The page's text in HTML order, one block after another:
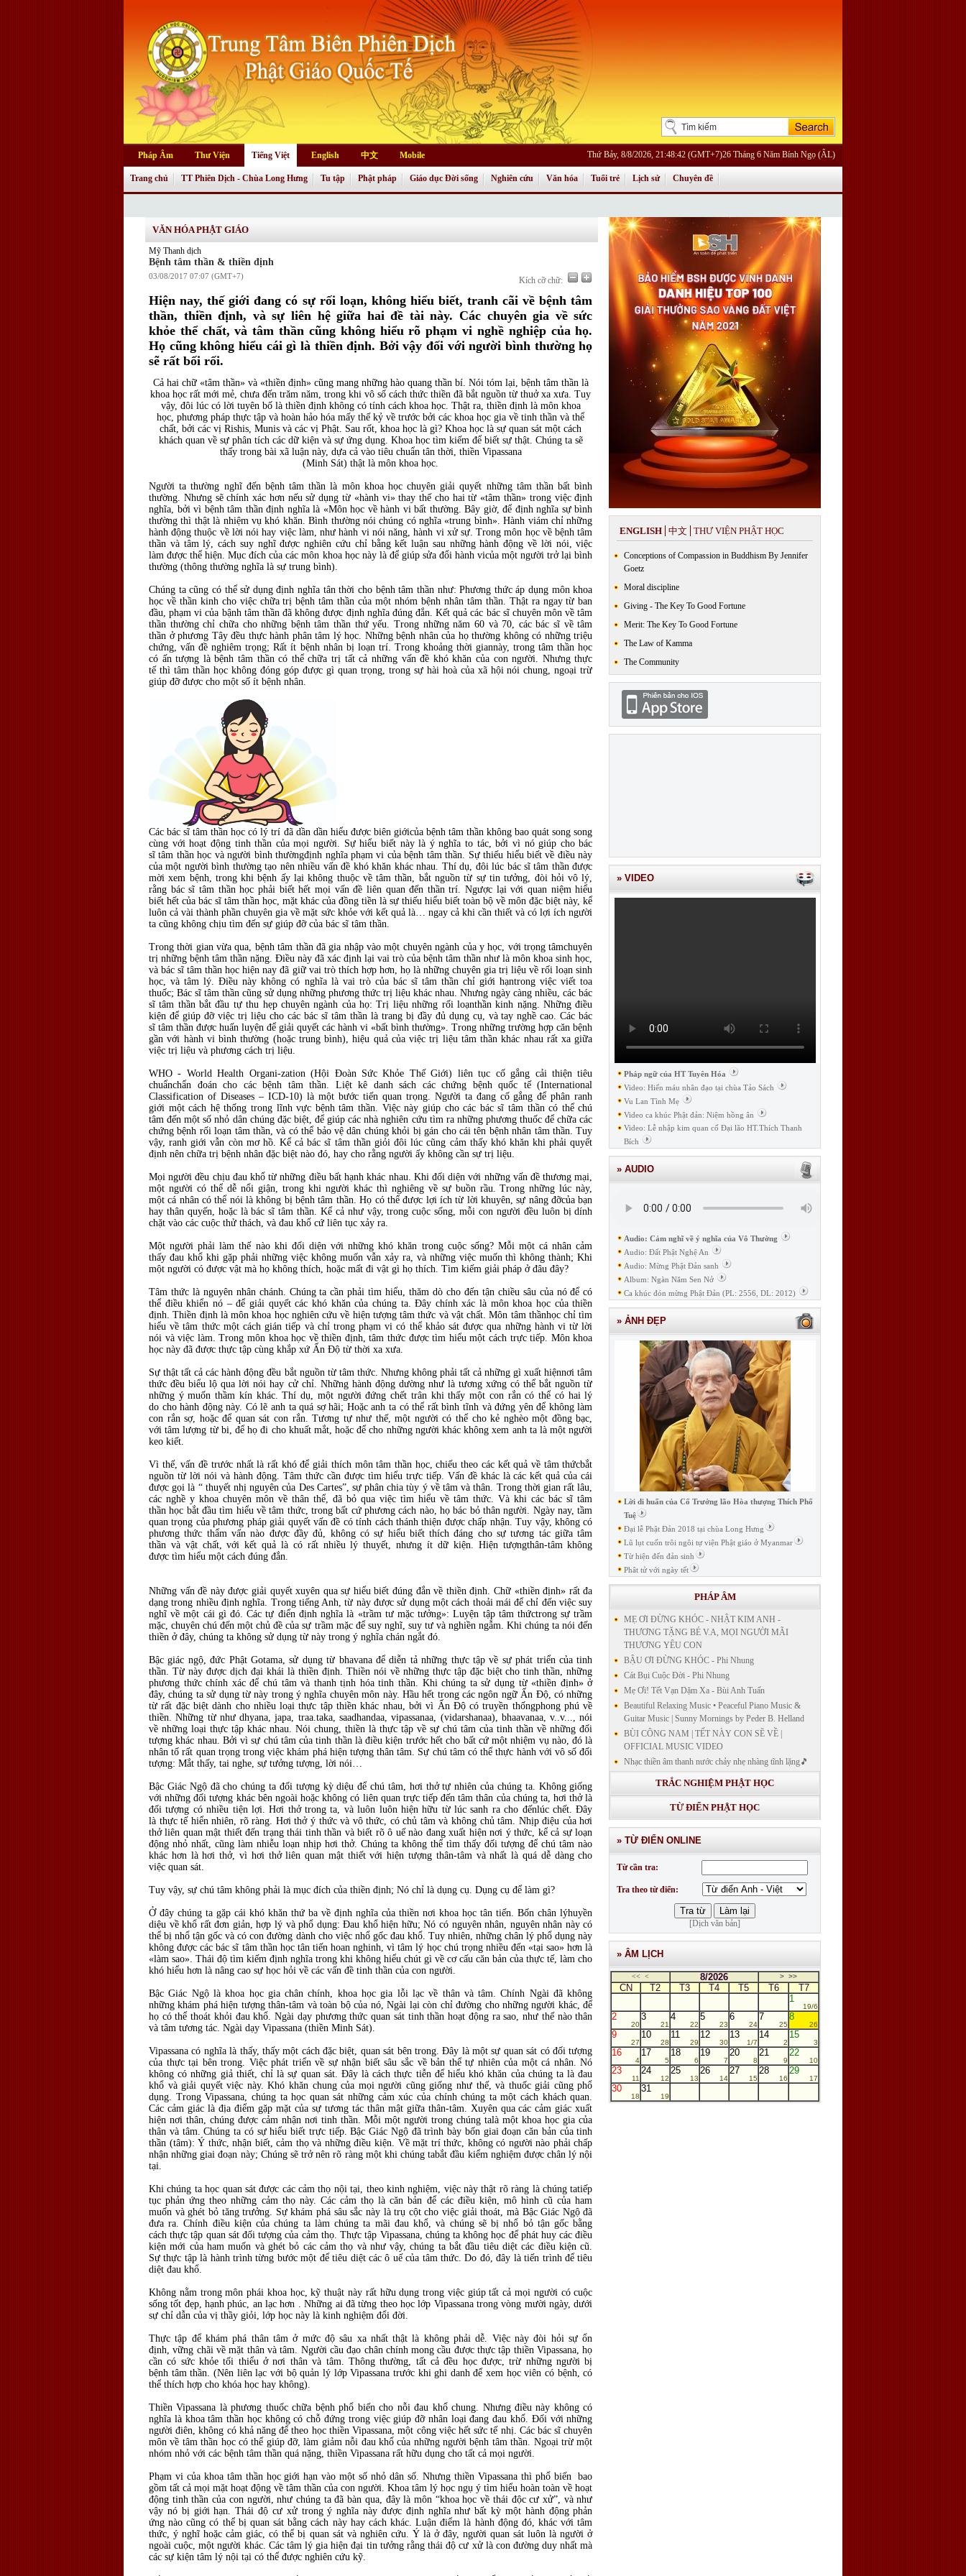
Pháp Âm Thư Viện Tiếng Việt English 中文 Mobile Thứ Bảy, 8/8/2026, 21:48:42 (GMT+7)26 Tháng 6 Năm Bính Ngọ (ÂL)
Trang chủ TT Phiên Dịch - Chùa Long Hưng Tu tập Phật pháp Giáo dục Đời sống Nghiên cứu Văn hóa Tuổi trẻ Lịch sử Chuyên đề
VĂN HÓA PHẬT GIÁO
Mỹ Thanh dịch
Bệnh tâm thần & thiền định
03/08/2017 07:07 (GMT+7) Kích cỡ chữ:
Hiện nay, thế giới đang có sự rối loạn, không hiểu biết, tranh cãi về bệnh tâm
thần, thiền định, và sự liên hệ giữa hai đề tài này. Các chuyên gia về sức
khỏe thể chất, và tâm thần cũng không hiểu rõ phạm vi nghề nghiệp của họ.
Họ cũng không hiểu cái gì là thiền định. Bởi vậy đối với người bình thường họ
sẽ rất bối rối.
Cả hai chữ «tâm thần» và «thiền định» cũng mang những hào quang thần bí. Nói tóm lại, bệnh tâm thần là
khoa học rất mới mẻ, chưa đến trăm năm, trong khi vô số cách thức thiền đã bắt nguồn từ thuở xa xưa. Tuy
vậy, đôi lúc có lời tuyên bố là thiền định không có tính cách khoa học. Thật ra, thiền định là môn khoa
học, phương pháp thực tập và hoàn hảo hóa mấy thế kỷ về trước bởi các khoa học gia về tinh thần và thể
chất, bởi các vị Rishis, Munis và các vị Phật. Sau rốt, khoa học là gì? Khoa học là sự quan sát một cách
khách quan về sự phân tích các dữ kiện và sự ứng dụng. Khoa học tìm kiếm để biết sự thật. Chúng ta sẽ
thấy trong bài xã luận này, dựa cả vào tiêu chuẩn tân thời, thiền Vipassana
(Minh Sát) thật là môn khoa học.
Người ta thường nghĩ đến bệnh tâm thần là môn khoa học chuyên giải quyết những tâm thần bất bình
thường. Nhưng sẽ chính xác hơn nếu sử dụng từ «hành vi» thay thế cho hai từ «tâm thần» trong việc định
nghĩa, bởi vì bệnh tâm thần định nghĩa là «Môn học về hành vi bất thường. Bây giờ, để định nghĩa sự bình
thường thì thật là nhiệm vụ khó khăn. Bình thường nói chúng có nghĩa «trung bình». Hành viám chỉ những
hành động thuộc về lời nói hay việc làm, như hành vi nói năng, hành vi xử sự. Trong môn học về bệnh tâm
thần và tâm lý, cách suy nghĩ được nghiên cứu chỉ bằng kết luận sau những hành động về lời nói, việc
làm được thể hiện. Mục đích của các môn khoa học này là để giúp sửa đổi hành vicủa một người trở lại bình
thường (thông thường nghĩa là sự trung bình).
Chúng ta cũng có thể sử dụng định nghĩa tân thời cho bệnh tâm thần như: Phương thức áp dụng môn khoa
học về thần kinh cho việc chữa trị bệnh tâm thần của một nhóm bệnh nhân tâm thần. Thật ra ngay từ ban
đầu, phạm vi của bậnh tâm thần đã không được định nghĩa đúng đắn. Kết quả các bác sĩ chuyên môn về tâm
thần thường chỉ chữa cho những bệnh tâm thần thứ yếu. Trong những năm 60 và 70, các bác sĩ về tâm
thần ở phương Tây đều thực hành phân tâm lý học. Những bệnh nhân của họ thường không có những triệu
chứng, vấn đề nghiêm trọng; Rất ít bệnh nhân bị loạn trí. Trong khoảng thời giannày, trong tâm thần học
có ấn tượng là bệnh tâm thần có thể chữa trị tất cả những vấn đề khó khăn của con người. Nhưng thực
tế thì tâm thần học không đóng góp được gì quan trọng, trong sự hài hoà của xã hội nói chung, ngoại trừ
giúp đỡ được cho một số ít bệnh nhân.
Các bác sĩ tâm thần học có lý trí đã dần dần hiểu được biên giớicủa bệnh tâm thần không bao quát song song
cùng với hoạt động tinh thần của mọi người. Sự hiểu biết này là ý nghĩa to tác, bởi vì nó giúp cho bác
sĩ tâm thần học và người bình thườngđịnh nghĩa phạm vi của bệnh tâm thần. Sự thiếu hiểu biết về điều này
của một người bình thường tạo nên nhiều vấn đề khó khăn khác nhau. Thí dụ, đôi lúc bác sĩ tâm thần được
mời xem bệnh, trong khi bệnh ấy lại không thuộc về tâm thần, bắt nguồn từ sự tin tưởng, đòi hỏi vô lý,
rằng bác sĩ tâm thần học phải biết hết mọi vấn đề liên quan đến thần trí. Ngược lại với quan niệm hiểu
biết hết của bác sĩ tâm thần học, mặt khác của đồng tiền là sự thiếu hiểu biết toàn bộ về môn đặc biệt này, kể
luôn cả vài thành phần chuyên gia về mặt sức khỏe với kết quả là… ngay cả khi cần thiết và có lợi ích người
ta cũng không chịu tìm đến sự giúp đỡ của bác sĩ tâm thần.
Trong thời gian vừa qua, bệnh tâm thần đã gia nhập vào một chuyên ngành của y học, với trọng tâmchuyên
trị những bệnh tâm thần nặng. Điều này đã xác định lại vai trò của bệnh tâm thần như là môn khoa sinh học,
và bác sĩ tâm thần học hiện nay đã giữ vai trò thích hợp hơn, họ là những chuyên gia trị liệu về rối loạn sinh
học, và tâm lý. Điều này không có nghĩa là vai trò của bác sĩ tâm thần chỉ giới hạntrong việc viết toa
thuốc; Bác sĩ tâm thần cũng sử dụng những phương thức trị liệu khác nhau. Nhưng ngày càng nhiều, các bác
sĩ tâm thần bắt đầu tự thu hẹp chuyên ngành của họ: Trị liệu những rối loạnthần kinh nặng. Những điều
kiện để giúp đỡ việc trị liệu cho các bác sĩ tâm thần là trang bị đầy đủ dụng cụ, và tay nghề cao. Các bác
sĩ tâm thần được huấn luyện để giải quyết các hành vi «bất bình thường». Trong những trường hợp căn bệnh
gần với hành vi bình thường (hoặc trung bình), hiệu quả của việc trị liệu tâm thần khác nhau rất xa giữa
việc trị liệu và phương cách trị liệu.
WHO - World Health Organi-zation (Hội Đoàn Sức Khỏe Thế Giới) liên tục cố gắng cải thiện tiêu
chuẩnchẩn đoán cho các bệnh tâm thần. Liệt kê danh sách các chứng bệnh quốc tế (International
Classification of Diseases – ICD-10) là một bước tiến quan trọng. Người ta đang cố gắng để phân ranh
giới một cách hệ thống trong lĩnh vực bệnh tâm thần. Việc này giúp cho các bác sĩ tâm thần có thể chú
tâm đến một số nhỏ dân chúng đặc biệt, để giúp các nhà nghiên cứu tìm ra những phương thuốc để chữa các
chứng bệnh rối loạn tâm thần, và có thể bảo vệ dân chúng khỏi bị gán cho cái tên bệnh nhân tâm thần. Tuy
vậy, ranh giới vẫn còn mơ hồ. Kể cả bác sĩ tâm thần giỏi đôi lúc cũng cảm thấy khó khăn khi phải quyết
định nên chữa trị bệnh nhân đặc biệt nào đó, hay cho rằng người ấy không cần sự trị liệu.
Mọi người đều chịu đau khổ từ những điều bất hạnh khác nhau. Khi đối diện với những vấn đề thương mại,
một người có thể dễ nổi giận, trong khi người khác thì nghiêng về sự buồn rầu. Trong những lúc này,
một cá nhân có thể nói là không bị bệnh tâm thần. Họ có thể được lợi ích từ lời khuyên, sự nâng đỡcủa bạn
hay thân quyến, hoặc là bác sĩ tâm thần. Kể cả như vậy, trong cuộc sống, mỗi con người đều luôn bị dính
chặt vào các cuộc thử thách, và đau khổ cứ liên tục xảy ra.
Một người phải làm thế nào khi đối diện với những khó khăn trong cuộc sống? Mỗi một cá nhân cảm
thấy đau khổ khi gặp phải những việc không muốn vẫn xảy ra, và những việc muốn thì không thành; Khi
một người có được vật mà họ không thích, hoặc mất đi vật gì họ thích. Tìm kiếm giải pháp ở đâu đây?
Tâm thức là nguyên nhân chánh. Chúng ta cần phải tìm hiểu, thăm dò cho đến tận chiều sâu của nó để có
thể điều khiển nó – để giải quyết các khó khăn của chúng ta. Đây chính xác là môn khoa học của thiền
định. Thiền định là môn khoa học nghiên cứu về hiện tượng tâm thức và vật chất. Môn tâm thầnhọc chỉ tìm
hiểu về tâm thức một cách gián tiếp và chỉ trong phạm vi có thể khảo sát được qua những hành vi từ lời
nói và việc làm. Trong môn khoa học về thiền định, tâm thức được tìm hiểu một cách trực tiếp. Môn khoa
học này đã được thực tập cùng khắp xứ Ấn Độ từ thời xa xưa.
Sự thật tất cả các hành động đều bắt nguồn từ tâm thức. Nhưng không phải tất cả những gì xuất hiệnnơi tâm
thức đều biểu lộ qua lời nói hay cử chỉ. Những hành động dường như là tương xứng có thể bắt nguồn từ
những ý muốn thầm kín khác. Thí dụ, một người đứng chết trân khi thấy một con rắn có thể có hai lý
do cho hành động này. Có lẽ anh ta quá sợ hãi; Hoặc anh ta có thể rất bình tĩnh và đứng yên để không làm
con rắn sợ, hoặc để quan sát con rắn. Tương tự như thế, một người có thể cho kẻ nghèo một đồng bạc,
với tâm lượng từ bi, để họ đi cho khuất mắt, hoặc để cho những người khác không xem anh ta là một người
keo kiết.
Vì thế, vấn đề trước nhất là rất khó để giải thích môn tâm thần học, chiếu theo các kết quả về tâm thứcbắt
nguồn từ lời nói và hành động. Tâm thức cần được tìm hiểu trực tiếp. Vấn đề khác là các kết quả của cái
được gọi là “ thuyết nhị nguyên của Des Cartes”, sự phân chia tùy ý về tâm và thân. Trong thời gian rất lâu,
các nghề y khoa chuyên môn về thân thể, đã bỏ qua việc tìm hiểu về tâm thức. Và khi các bác sĩ tâm
thần học bắt đầu tìm hiểu về tâm thức, trong bất cứ phương cách nào, họ bác bỏ thân người. Ngày nay, tầm
quan trọng của phương pháp giải quyết vấn đề có tính cách thánh thiện được chấp nhận. Tuy vậy, không có
phương thức thẩm vấn nào được đầy đủ, không có sự hiểu biết thích đáng cho sự tương tác giữa tâm
thần và vật chất, với kết quả là có rất nhiều lý thuyết, nhưng ít dữ kiện. Hiện tượngthân-tâm không
được tìm hiểu một cách đúng đắn.
Những vấn đề này được giải quyết xuyên qua sự hiểu biết đúng đắn về thiền định. Chữ «thiền định» rất đa
dạng trong nhiều định nghĩa. Trong tiếng Anh, từ này được sử dụng một cách thoải mái để chỉ đến việc suy
nghĩ về một cái gì đó. Các tự điển định nghĩa là «trầm tư mặc tưởng»: Luyện tập tâm thứctrong sự trầm
mặc, chuyên chú đến một chủ đề của sự trầm mặc để suy nghĩ, suy tư và nghiền ngẫm. Khi chúng ta nói đến
thiền ở đây, chúng ta không sử dụng từ này trong ý nghĩa chán ngắt đó.
Bậc giác ngộ, đức Phật Gotama, sử dụng từ bhavana để diễn tả những thực tập về sự phát triển của tinh
thần. Từ này được dịch đại khái là thiền định. Thiền nói về những thực tập đặc biệt cho tinh thần, những
phương thức chính xác để chú tâm và thanh tịnh hóa tinh thần. Khi chúng ta sử dụng từ «thiền định» ở
đây, chúng ta sử dụng từ này trong ý nghĩa chuyên môn này. Hầu hết trong các ngôn ngữ Ấn Độ, có những
từ rất đặc biệt dành cho nhiều loại thực tập thiền khác nhau, bởi vì Ấn Độ có truyền thốngphong phú về
thiền. Những từ như dhyana, japa, traa.taka, saadhandaa, vipassanaa, (vidarshanaa), bhaavanaa, v..v..., nói
về những loại thực tập khác nhau. Nói chung, thiền là thực tập về sự chú tâm của tinh thần về những đối
tượng khác nhau. Bởi vì sự chú tâm của tinh thần là điều kiện trước hết cho bất cứ một nhiệm vụ nào, đó là
nhân tố rất quan trọng trong việc khám phá hiện tượng thân tâm. Sự chú tâm có thể thực hành với vô số đối
tượng: Mắt thấy, tai nghe, sự tưởng tượng, lời nói…
Bậc Giác Ngộ đã cho chúng ta đối tượng kỳ diệu để chú tâm, hơi thở tự nhiên của chúng ta. Không giống
với những đối tượng khác bên ngoài hoặc không có liên quan trực tiếp đến tâm thân của chúng ta, hơi thở là
đối tượng có nhiều tiện lợi. Hơi thở trong ta, và luôn luôn hiện hữu từ lúc sanh ra cho đếnlúc chết. Đây
là thực tế hiển nhiên, rõ ràng. Hơi thở ý thức và vô thức, có chủ tâm và không chủ tâm. Nhịp điệu của hơi
thở liên quan mật thiết đến trạng thái tinh thần và biết rõ ô uế nào đang xuất hiện nơi ý thức, kể cả sự loạn
động nhỏ nhất, cũng làm nhiễu loạn nhịp hơi thở. Chúng ta không thể tìm thấy đối tượng để chú tâm nào
khác hơn là hơi thở, vì hơi thở liên quan mật thiết với hiện tượng thân-tâm và nhất là quá dễ dàng cho
việc quan sát.
Tuy vậy, sự chú tâm không phải là mục đích của thiền định; Nó chỉ là dụng cụ. Dụng cụ để làm gì?
Ở đây chúng ta gặp cái khó khăn thứ ba về định nghĩa của thiền nơi khoa học tân tiến. Bốn chân lýhuyền
diệu về khổ rất đơn giản, hợp lý và phổ dụng: Đau khổ hiện hữu; Nó có nguyên nhân, nguyên nhân này có
thể bị nhổ tận gốc và có con đường dành cho việc nhổ gốc đau khổ. Tuy nhiên, những chân lý phổ dụng này
không được các bác sĩ tâm thần học tân tiến hoan nghinh, vì tâm lý học chú trọng nhiều đến «tại sao» hơn là
«làm sao». Thái độ tìm kiếm định nghĩa trong khi không hiểu chút gì về cơ cấu căn bản của thực tế, làm cho
khó hiểu hơn là nâng cao sự học hỏi về các vấn đề tinh thần của con người.
Bậc Giác Ngộ là khoa học gia chân chính, khoa học gia lỗi lạc về thân và tâm. Chính Ngài đã không
những khám phá hiện tượng thân-tâm và toàn bộ của nó, Ngài lại còn chỉ đường cho những người khác, để
họ có thể thoát khỏi đau khổ. Ngài dạy phương thức quan sát tinh thần hoạt động ra sao, như thế nào thân
và tâm tương tác. Ngài dạy Vipassana (thiền Minh Sát).
Vipassana có nghĩa là thấy, thấy một cách đặc biệt, quan sát bên trong. Đây là một sự quan sát có đối tượng
của thực tại bên trong. Việc phát triển về sự nhận biết sâu sắc về bản thể tự nhiên của một cá nhân. Nó
không có những giả thiết, chỉ là sự quan sát. Đây là cách thực tiễn để hiểu khó khăn của chúng ta là đau
khổ và giải quyết việc này. Khó khăn chung của mọi người cũng giống như thế, và thuốc giải cũng phổ
dụng. Trong Vipassana, chúng ta học quan sát những cảm xúc của chính chúng ta một cách khách quan.
Các cảm giác là địa điểm gặp mặt của sự tương tác thân mật giữa thân-tâm. Xuyên qua các cảm giác xuất
hiện nơi thân, chúng được cảm nhận nơi tinh thần. Mỗi một người trong chúng talà một khoa học gia của
thân và tâm. Chúng ta có sự hiểu biết trực tiếp. Bậc Giác Ngộ đã trình bày bốn giai đoạn căn bản của tinh
thần (tâm): Ý thức, nhận biết, cảm thọ và những điều kiện. Về mặt trí thức, không có người nào phải chấp
nhận những giai đoạn này; Chúng sẽ trở nên rõ ràng một khi chúng tabắt đầu kiểm nghiệm được chân lý nội
tại.
Khi chúng ta học quan sát được các cảm thọ nội tại, theo kinh nghiệm, việc này thật rõ ràng là chúng tatiếp
tục phản ứng theo những cảm thọ này. Các cảm thọ là căn bản để các điều kiện, mô hình cũ của ham
muốn và ghét bỏ tăng trưởng. Sự khám phá sâu sắc này là trụ cột cho việc giải thoát, mà Bậc Giác Ngộ đã
đưa ra. Chính điều kiện của chúng ta làm chúng ta mãi đau khổ, và chúng sẽ bị nhổ bỏ tận gốc bằng
cách thực tập quan sát đối tượng của cảm thọ. Thực tập Vipassana, chúng ta không học để phát huy các điều
kiện mới của ham muốn và ghét bỏ các cảm thọ và như vậy, chúng ta bắt đầu tiêu diệt các điều kiện cũ.
Sự thực tập là hành trình từng bước một để tiêu diệt các ô uế của tâm thức. Do đó, đây là tiến trình để tiêu
diệt đau khổ.
Không nằm trong môn phái khoa học, kỹ thuật này rất hữu dụng trong việc giúp tất cả mọi người có cuộc
sống tốt đẹp, hạnh phúc, an lạc hơn . Những ai đã từng theo học lớp Vipassana trong vòng mười ngày, dưới
sự chỉ dẫn của vị thầy giỏi, lớp học này là kinh nghiệm đổi đời.
Thực tập để khám phá thân tâm ở mức độ sâu xa nhất thật là không phải dễ. Việc này đòi hỏi sự ổn
định, vững chãi về mặt thân và tâm. Người cầu đạo chân chính mong cầu được thực tập thiền Vipassana, họ
cần có sức khỏe tối thiểu ở nơi thân và tâm. Thông thường, tất cả đều học được, trừ những người bị
bệnh tâm thần. (Nên liên lạc với bộ quản lý lớp Vipassana trước khi ghi danh để xem học viên có bệnh, có
thể thích hợp cho khóa học hay không).
Thiền Vipassana là phương thuốc chữa bệnh phổ biến cho nỗi đau khổ chung. Nhưng điều này không có
nghĩa là khoa tâm thần học không có chỗ đứng trong việc giúp đỡ nhân loại đang đau khổ. Đối với những
người điên, không có khả năng để theo học thiền Vipassana, một công việc hết sức tế nhị. Các bác sĩ chuyên
môn về tâm thần học có thể giúp đỡ, làm giảm nỗi đau khổ của những người bệnh tâm thần. Ngoại trừ một
nhóm nhỏ với các bệnh tâm thần quá nặng, thiền Vipassana rất hữu dụng cho tất cả mọi người.
Phạm vi của khoa tâm thần học giới hạn vào một số nhỏ dân số. Nhưng thiền Vipassana thì phổ biến bao
gồm tất cả mọi mặt hoạt động về tâm thần của con người. Khoa tâm lý học ngụ ý tìm hiểu hoàn toàn về hoạt
động tinh thần của con người, như chúng ta đã bàn qua, đây là môn “khoa học về thái độc cư xử”, và như
vậy nó bị giới hạn. Thái độ cư xử trong ý nghĩa này được định nghĩa như bất kỳ một hành động phản
ứng nào cũng có thể bị quan sát bằng cách này hay cách khác. Luận điểm là hành động đó, khác với tâm
thức, ý nghĩ hoặc cảm giác, có thể bị quan sát và nghiên cứu. Ý là ở đây, người quan sát luôn là người ở
ngoài cuộc, một người khác. Các tâm lý gia hiện đại tin tưởng rằng thái độ cư xử là con đường duy nhất mà
các sự kiện tâm lý nội tại có thể được nghiên cứu kỹ.
ENGLISH 中文 THƯ VIỆN PHẬT HỌC
Conceptions of Compassion in Buddhism By Jennifer
Goetz
Moral discipline
Giving - The Key To Good Fortune
Merit: The Key To Good Fortune
The Law of Kamma
The Community
» VIDEO
Pháp ngữ của HT Tuyên Hóa
Video: Hiến máu nhân đạo tại chùa Tảo Sách
Vu Lan Tình Mẹ
Video ca khúc Phật đản: Niệm hồng ân
Video: Lễ nhập kim quan cố Đại lão HT.Thích Thanh
Bích
» AUDIO
Audio: Cảm nghĩ về ý nghĩa của Vô Thường
Audio: Đất Phật Nghệ An
Audio: Mừng Phật Đản sanh
Album: Ngàn Năm Sen Nở
Ca khúc đón mừng Phật Đản (PL: 2556, DL: 2012)
» ẢNH ĐẸP
Lời di huấn của Cố Trưởng lão Hòa thượng Thích Phổ
Tuệ
Đại lễ Phật Đản 2018 tại chùa Long Hưng
Lũ lụt cuốn trôi ngôi tự viện Phật giáo ở Myanmar
Từ hiện đến đản sinh
Phât tử với ngày tết
PHÁP ÂM
MẸ ƠI ĐỪNG KHÓC - NHẬT KIM ANH -
THƯƠNG TẶNG BÉ V.A, MỌI NGƯỜI MÃI
THƯƠNG YÊU CON
BẬU ƠI ĐỪNG KHÓC - Phi Nhung
Cát Bụi Cuộc Đời - Phi Nhung
Mẹ Ơi! Tết Vạn Dặm Xa - Bùi Anh Tuấn
Beautiful Relaxing Music • Peaceful Piano Music &
Guitar Music | Sunny Mornings by Peder B. Helland
BÙI CÔNG NAM | TẾT NÀY CON SẼ VỀ |
OFFICIAL MUSIC VIDEO
Nhạc thiền âm thanh nước chảy nhẹ nhàng tĩnh lặng🎵
Nhạc thiền lặng tâm
KINH BẢN NGUYỆN CÔNG ĐỨC DƯỢC SƯ
LƯU LY QUANG NHƯ LAI"
GIẢNG GIẢI KINH DƯỢC SƯ - BÀI 14/ GIẢNG
GIẢI KINH BẢN NGUYỆN CÔNG ĐỨC DƯỢC
SƯ LƯU LY QUANG NHƯ LAI
GIẢNG GIẢI KINH DƯỢC SƯ
TRẮC NGHIỆM PHẬT HỌC
TỪ ĐIỂN PHẬT HỌC
» TỪ ĐIỂN ONLINE
Từ cần tra:
Tra theo từ điển:
[Dịch văn bản]
» ÂM LỊCH
<< < 8/2026 > >>
CN T2 T3 T4 T5 T6
T7
1
19/6
2
20
3
21
4
22
5
23
6
24
7
25
8
26
9
27
10
28
11
29
12
30
13
1/7
14
2
15
3
16
4
17
5
18
6
19
7
20
8
21
9
22
10
23
11
24
12
25
13
26
14
27
15
28
16
29
17
30
18
31
19